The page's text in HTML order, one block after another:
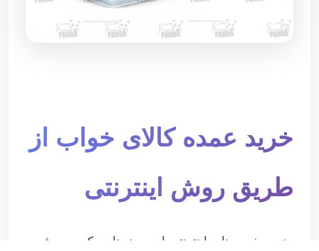
خرید عمده کالای خواب از
طریق روش اینترنتی
مزیت خرید های اینترنتی این روز ها بر کسی پوشیده